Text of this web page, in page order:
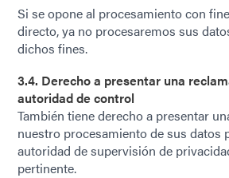
Si se opone al procesamiento con
directo, ya no procesaremos sus
dichos fines.
3.4. Derecho a presentar una
autoridad de control
También tiene derecho a presentar
nuestro procesamiento de sus datos
autoridad de supervisión de
pertinente.